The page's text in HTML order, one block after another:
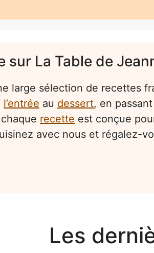
sur La Table de
large sélection de recettes
l’entrée au dessert, en
recette est conçue
avec nous et régalez-
Les